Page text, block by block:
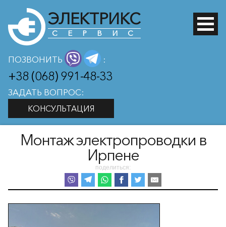
ЭЛЕКТРИКС
СЕРВИС
ЗАДАТЬ ВОПРОС:
КОНСУЛЬТАЦИЯ
ПОЗВОНИТЬ :
+38 (068) 991-48-33
Монтаж электропроводки в
Ирпене
поделиться: